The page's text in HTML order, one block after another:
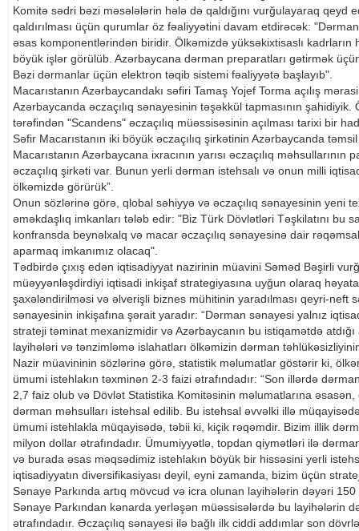
Komitə sədri bəzi məsələlərin hələ də qaldığını vurğulayaraq qeyd
qaldırılması üçün qurumlar öz fəaliyyətini davam etdirəcək:
əsas komponentlərindən biridir. Ölkəmizdə yüksəkixtisaslı kadrların
böyük işlər görülüb. Azərbaycana dərman preparatları gətirmək
Bəzi dərmanlar üçün elektron təqib sistemi fəaliyyətə başlayıb".
Macarıstanın Azərbaycandakı səfiri Tamaş Yojef Torma açılış
Azərbaycanda əczaçılıq sənayesinin təşəkkül tapmasının
tərəfindən "Scandens" əczaçılıq müəssisəsinin açılması tarixi bir
Səfir Macarıstanın iki böyük əczaçılıq şirkətinin Azərbaycanda
Macarıstanın Azərbaycana ixracının yarısı əczaçılıq məhsullarının
əczaçılıq şirkəti var. Bunun yerli dərman istehsalı və onun milli
ölkəmizdə görürük”.
Onun sözlərinə görə, qlobal səhiyyə və əczaçılıq sənayesinin yeni
əməkdaşlıq imkanları tələb edir: "Biz Türk Dövlətləri Təşkilatını bu
konfransda beynəlxalq və macar əczaçılıq sənayesinə dair
aparmaq imkanımız olacaq".
Tədbirdə çıxış edən iqtisadiyyat nazirinin müavini Səməd Bəşirli
müəyyənləşdirdiyi iqtisadi inkişaf strategiyasına uyğun olaraq
şaxələndirilməsi və əlverişli biznes mühitinin yaradılması qeyri-neft
sənayesinin inkişafına şərait yaradır: “Dərman sənayesi yalnız
strateji təminat mexanizmidir və Azərbaycanın bu istiqamətdə
layihələri və tənzimləmə islahatları ölkəmizin dərman
Nazir müavininin sözlərinə görə, statistik məlumatlar göstərir ki,
ümumi istehlakın təxminən 2-3 faizi ətrafındadır: “Son illərdə
2,7 faiz olub və Dövlət Statistika Komitəsinin məlumatlarına
dərman məhsulları istehsal edilib. Bu istehsal əvvəlki illə
ümumi istehlakla müqayisədə, təbii ki, kiçik rəqəmdir. Bizim illik
milyon dollar ətrafındadır. Ümumiyyətlə, topdan qiymətləri ilə
və burada əsas məqsədimiz istehlakın böyük bir hissəsini yerli
iqtisadiyyatın diversifikasiyası deyil, eyni zamanda, bizim üçün
Sənaye Parkında artıq mövcud və icra olunan layihələrin dəyəri 150
Sənaye Parkından kənarda yerləşən müəssisələrdə bu layihələrin
ətrafındadır. Əczaçılıq sənayesi ilə bağlı ilk ciddi addımlar son